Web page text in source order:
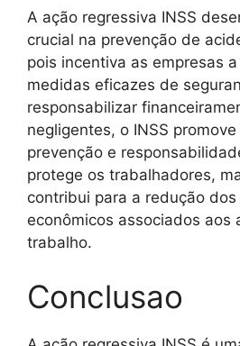
A ação regressiva INSS
crucial na prevenção de
pois incentiva as empresas
medidas eficazes de
responsabilizar
negligentes, o INSS
prevenção e
protege os trabalhadores,
contribui para a redução
econômicos associados aos
trabalho.
Conclusao